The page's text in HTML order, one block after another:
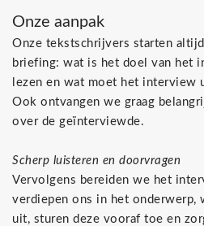
Onze aanpak
Onze tekstschrijvers starten
briefing: wat is het doel van het
lezen en wat moet het interview
Ook ontvangen we graag
over de geïnterviewde.
Scherp luisteren en doorvragen
Vervolgens bereiden we het
verdiepen ons in het onderwerp,
uit, sturen deze vooraf toe en